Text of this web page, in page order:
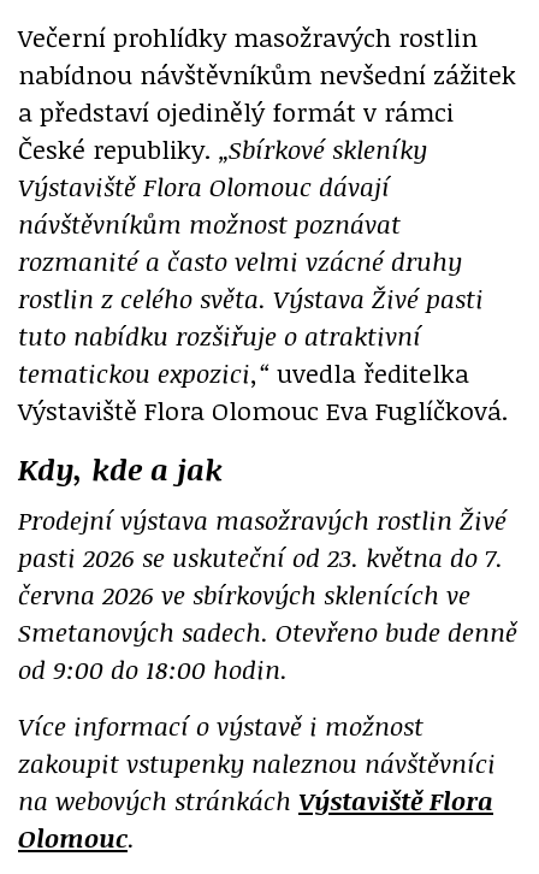
Večerní prohlídky masožravých rostlin
nabídnou návštěvníkům nevšední zážitek
a představí ojedinělý formát v rámci
České republiky. „Sbírkové skleníky
Výstaviště Flora Olomouc dávají
návštěvníkům možnost poznávat
rozmanité a často velmi vzácné druhy
rostlin z celého světa. Výstava Živé pasti
tuto nabídku rozšiřuje o atraktivní
tematickou expozici,“ uvedla ředitelka
Výstaviště Flora Olomouc Eva Fuglíčková.
Kdy, kde a jak
Prodejní výstava masožravých rostlin Živé
pasti 2026 se uskuteční od 23. května do 7.
června 2026 ve sbírkových sklenících ve
Smetanových sadech. Otevřeno bude denně
od 9:00 do 18:00 hodin.
Více informací o výstavě i možnost
zakoupit vstupenky naleznou návštěvníci
na webových stránkách Výstaviště Flora
Olomouc.